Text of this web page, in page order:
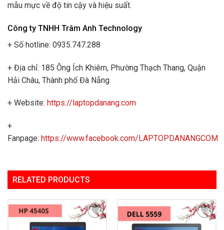
mẫu mực về độ tin cậy và hiệu suất.
Công ty TNHH Trâm Anh Technology
+ Số hotline: 0935.747.288
+ Địa chỉ: 185 Ông Ích Khiêm, Phường Thạch Thang, Quận
Hải Châu, Thành phố Đà Nẵng
+ Website: https://laptopdanang.com
+
Fanpage: https://www.facebook.com/LAPTOPDANANGCOM
RELATED PRODUCTS
Add to
Add to